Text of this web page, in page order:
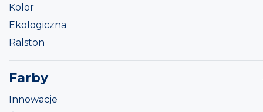
Kolor
Ekologiczna
Ralston
Farby
Innowacje